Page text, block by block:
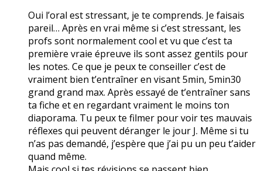
Oui l’oral est stressant, je te comprends. Je faisais
pareil… Après en vrai même si c’est stressant, les
profs sont normalement cool et vu que c’est ta
première vraie épreuve ils sont assez gentils pour
les notes. Ce que je peux te conseiller c’est de
vraiment bien t’entraîner en visant 5min, 5min30
grand grand max. Après essayé de t’entraîner sans
ta fiche et en regardant vraiment le moins ton
diaporama. Tu peux te filmer pour voir tes mauvais
réflexes qui peuvent déranger le jour J. Même si tu
n’as pas demandé, j’espère que j’ai pu un peu t’aider
quand même.